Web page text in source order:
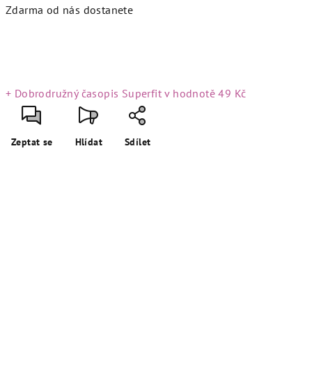
Zdarma od nás dostanete
+ Dobrodružný časopis Superfitv hodnotě 49 Kč
Zeptat se Hlídat Sdílet